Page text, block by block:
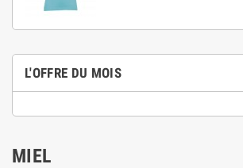
L'OFFRE DU MOIS
MIEL